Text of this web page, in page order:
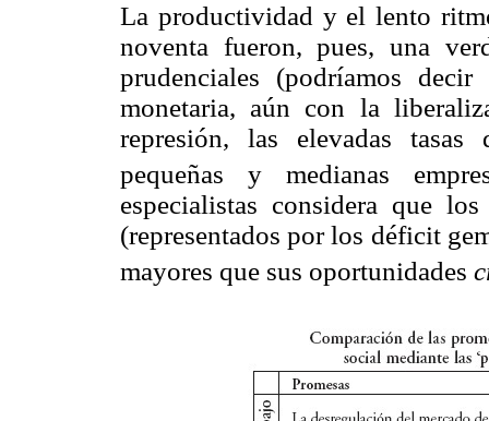
La productividad y el lento
noventa fueron, pues, una
prudenciales (podríamos
monetaria, aún con la
represión, las elevadas
pequeñas y medianas
especialistas considera que
(representados por los déficit
mayores que sus oportunidades